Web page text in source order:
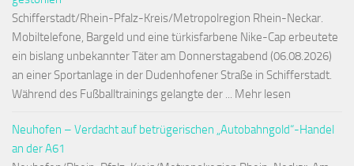
Schifferstadt/Rhein-Pfalz-Kreis/Metropolregion Rhein-Neckar.
Mobiltelefone, Bargeld und eine türkisfarbene Nike-Cap erbeutete
ein bislang unbekannter Täter am Donnerstagabend (06.08.2026)
an einer Sportanlage in der Dudenhofener Straße in Schifferstadt.
Während des Fußballtrainings gelangte der ... Mehr lesen
Neuhofen – Verdacht auf betrügerischen „Autobahngold“-Handel
an der A61